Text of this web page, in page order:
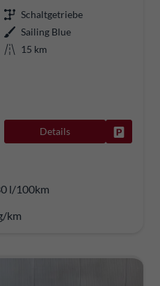
Schaltgetriebe
Sailing Blue
15 km
Details
l/100km
km